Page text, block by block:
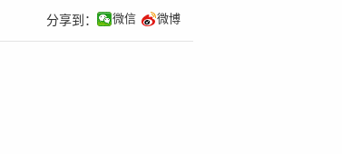
微信 微博
分享到：